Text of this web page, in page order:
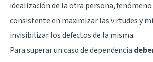
idealización de la otra persona,
consistente en maximizar las virtudes y
invisibilizar los defectos de la misma.
Para superar un caso de dependencia